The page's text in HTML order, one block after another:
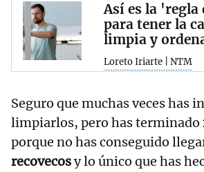
Así es la
para tener la
limpia y
Loreto Iriarte | NTM
Seguro que muchas veces has
limpiarlos, pero has terminado
porque no has conseguido
recovecosy lo único que has